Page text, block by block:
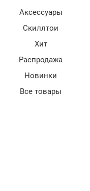
Аксессуары
Скиллтои
Хит
Распродажа
Новинки
Все товары